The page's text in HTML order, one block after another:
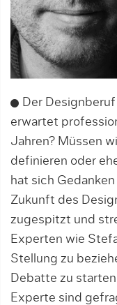
Der
erwartet
Jahren? Müssen
definieren oder
hat sich
Zukunft des
zugespitzt und
Experten wie
Stellung zu
Debatte zu
Experte sind